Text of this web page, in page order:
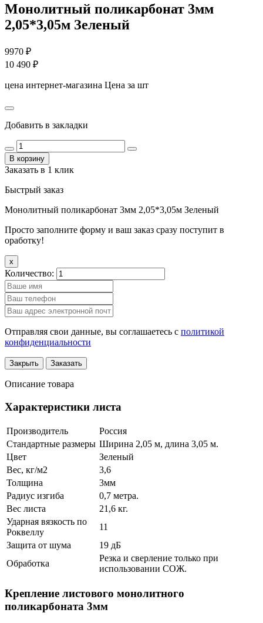
Монолитный поликарбонат 3мм
2,05*3,05м Зеленый
9970 ₽
10 490 ₽
цена интернет-магазина Цена за шт
Добавить в закладки
В корзину
Заказать в 1 клик
Быстрый заказ
Монолитный поликарбонат 3мм 2,05*3,05м Зеленый
Просто заполните форму и ваш заказ сразу поступит в
оработку!
x
Количество:
Отправляя свои данные, вы соглашаетесь с политикой
конфиденциальности
Закрыть Заказать
Описание товара
Характеристики листа
Производитель
Россия
Стандартные размеры Ширина 2,05 м, длина 3,05 м.
Цвет
Зеленый
Вес, кг/м2
3,6
Толщина
3мм
Радиус изгиба
0,7 метра.
Вес листа
21,6 кг.
Ударная вязкость по
Роквеллу
11
Защита от шума
19 дБ
Обработка
Резка и сверление только при
использовании СОЖ.
Крепление листового монолитного
поликарбоната 3мм